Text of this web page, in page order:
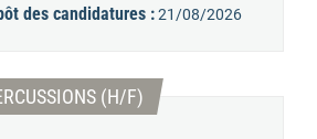
des candidatures :21/08/2026
(H/F) (Nouvelle fenêtre)